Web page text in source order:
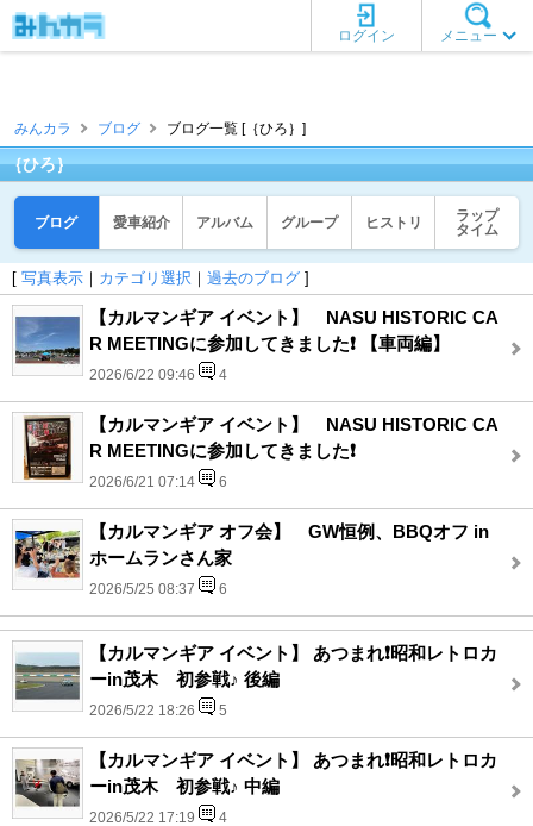
メニュー
ログイン
みんカラ ブログ ブログ一覧 [｛ひろ｝]
｛ひろ｝
ブログ 愛車紹介 アルバム グループ ヒストリ
ラップ
タイム
[ 写真表示 ｜ カテゴリ選択 ｜ 過去のブログ ]
【カルマンギア イベント】 NASU HISTORIC CA
R MEETINGに参加してきました❗️ 【車両編】
2026/6/22 09:46 4
【カルマンギア イベント】 NASU HISTORIC CA
R MEETINGに参加してきました❗️
2026/6/21 07:14 6
【カルマンギア オフ会】 GW恒例、BBQオフ in
ホームランさん家
2026/5/25 08:37 6
【カルマンギア イベント】 あつまれ❗️昭和レトロカ
ーin茂木 初参戦♪ 後編
2026/5/22 18:26 5
【カルマンギア イベント】 あつまれ❗️昭和レトロカ
ーin茂木 初参戦♪ 中編
2026/5/22 17:19 4